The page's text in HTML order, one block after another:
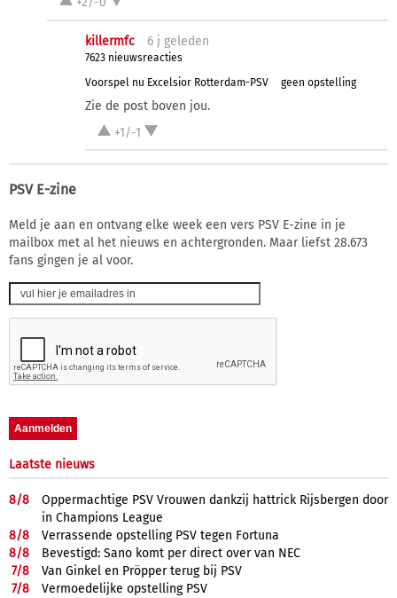
killermfc 6 j geleden
7623 nieuwsreacties
Voorspel nu Excelsior Rotterdam-PSV
geen opstelling
Zie de post boven jou.
+1/-1
PSV E-zine
Meld je aan en ontvang elke week een vers PSV E-zine in je
mailbox met al het nieuws en achtergronden. Maar liefst 28.673
fans gingen je al voor.
Laatste nieuws
8/8
Oppermachtige PSV Vrouwen dankzij hattrick Rijsbergen door
in Champions League
8/8
Verrassende opstelling PSV tegen Fortuna
8/8
Bevestigd: Sano komt per direct over van NEC
7/8
Van Ginkel en Pröpper terug bij PSV
7/8
Vermoedelijke opstelling PSV